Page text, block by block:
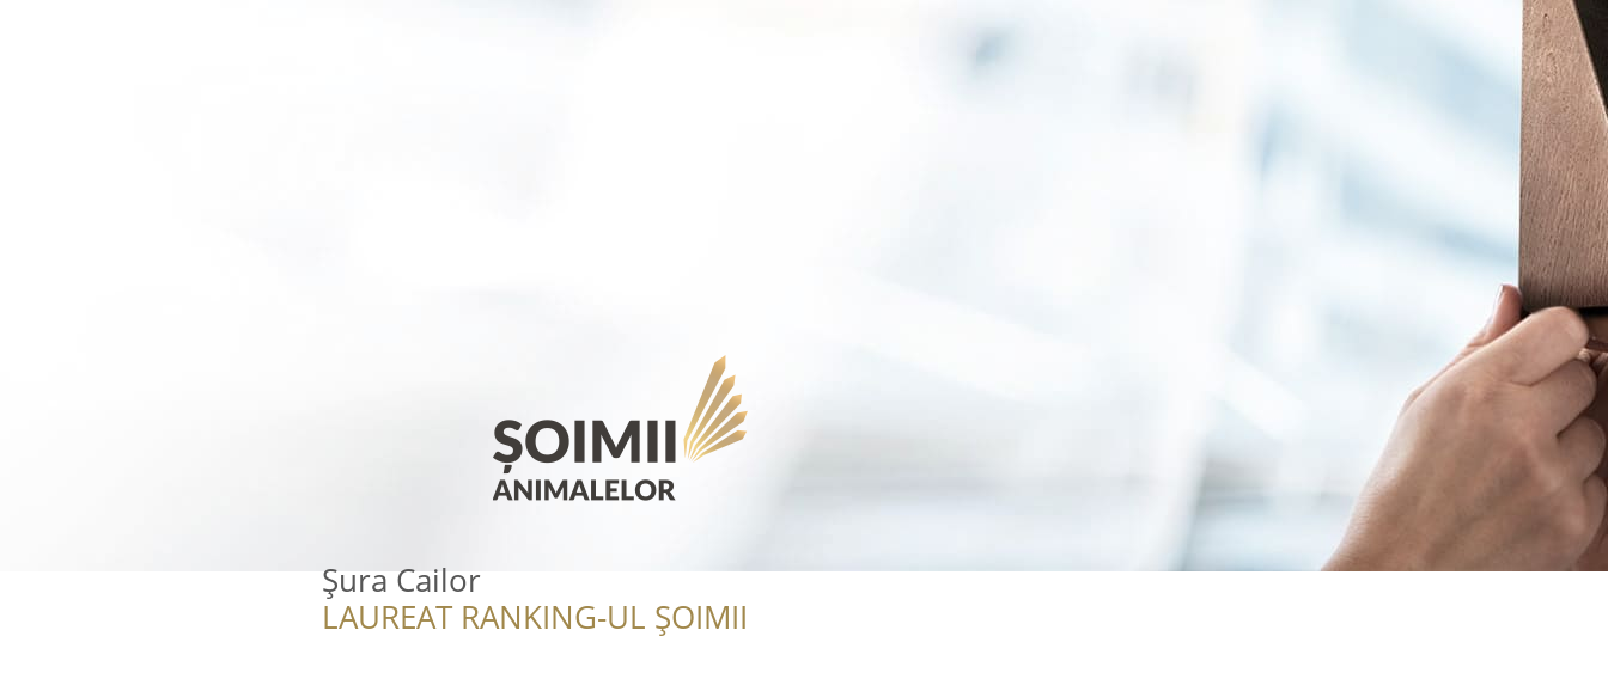
Șura Cailor
LAUREAT RANKING-UL ȘOIMII